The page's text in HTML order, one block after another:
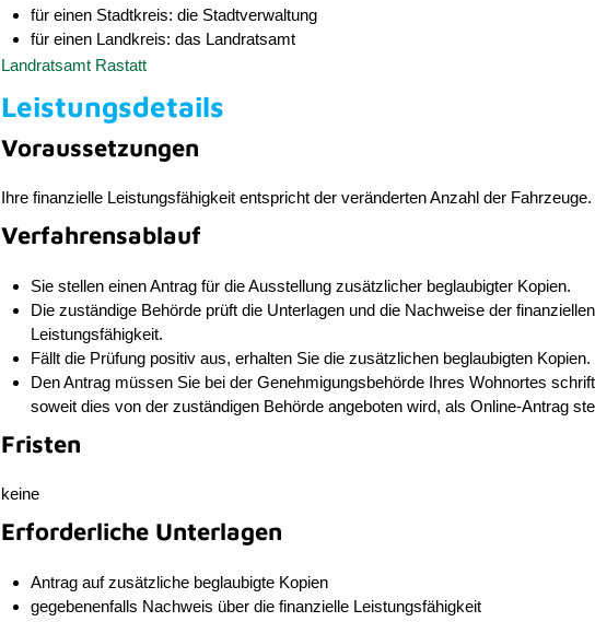
für einen Stadtkreis: die Stadtverwaltung
für einen Landkreis: das Landratsamt
Landratsamt Rastatt
Leistungsdetails
Voraussetzungen
Ihre finanzielle Leistungsfähigkeit entspricht der veränderten Anzahl der Fahrzeuge.
Verfahrensablauf
Sie stellen einen Antrag für die Ausstellung zusätzlicher beglaubigter Kopien.
Die zuständige Behörde prüft die Unterlagen und die Nachweise der finanziellen
Leistungsfähigkeit.
Fällt die Prüfung positiv aus, erhalten Sie die zusätzlichen beglaubigten Kopien.
Den Antrag müssen Sie bei der Genehmigungsbehörde Ihres Wohnortes
soweit dies von der zuständigen Behörde angeboten wird, als Online-Antrag
Fristen
keine
Erforderliche Unterlagen
Antrag auf zusätzliche beglaubigte Kopien
gegebenenfalls Nachweis über die finanzielle Leistungsfähigkeit